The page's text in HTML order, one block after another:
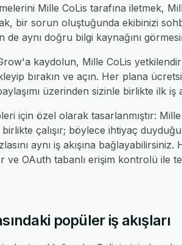
Mille CoLis tarafına iletmek,
bir sorun oluştuğunda ekibinizi
aynı doğru bilgi kaynağını
kaydolun, Mille CoLis
bırakın ve açın. Her plana
üzerinden sizinle birlikte ilk iş
için özel olarak tasarlanmıştır:
birlikte çalışır; böylece ihtiyaç
aynı iş akışına
ve OAuth tabanlı erişim kontrolü ile
popüler iş akışları